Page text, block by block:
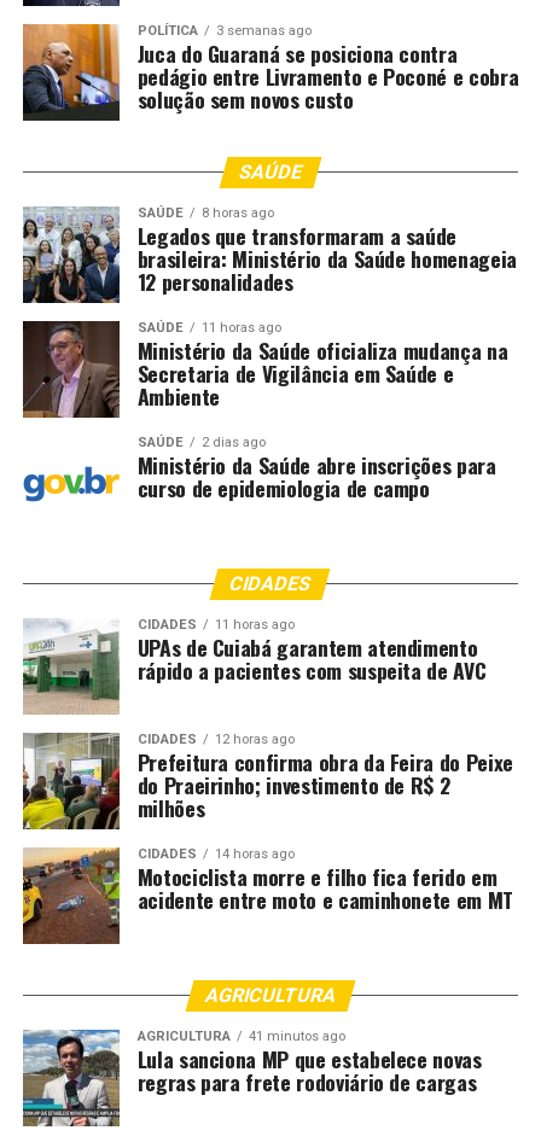
POLÍTICA 3 semanas ago
Juca do Guaraná se posiciona contra
pedágio entre Livramento e Poconé e cobra
solução sem novos custo
SAÚDE
SAÚDE 8 horas ago
Legados que transformaram a saúde
brasileira: Ministério da Saúde homenageia
12 personalidades
SAÚDE 11 horas ago
Ministério da Saúde oficializa mudança na
Secretaria de Vigilância em Saúde e
Ambiente
SAÚDE 2 dias ago
Ministério da Saúde abre inscrições para
curso de epidemiologia de campo
CIDADES
CIDADES 11 horas ago
UPAs de Cuiabá garantem atendimento
rápido a pacientes com suspeita de AVC
CIDADES 12 horas ago
Prefeitura confirma obra da Feira do Peixe
do Praeirinho; investimento de R$ 2
milhões
CIDADES 14 horas ago
Motociclista morre e filho fica ferido em
acidente entre moto e caminhonete em MT
AGRICULTURA
AGRICULTURA 41 minutos ago
Lula sanciona MP que estabelece novas
regras para frete rodoviário de cargas